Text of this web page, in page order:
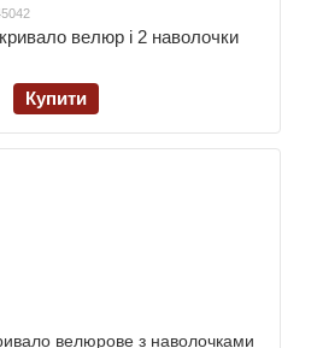
велюр і 2 наволочки
Купити